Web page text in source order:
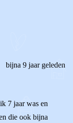
bijna 9 jaar geleden
7 jaar was en
die ook bijna